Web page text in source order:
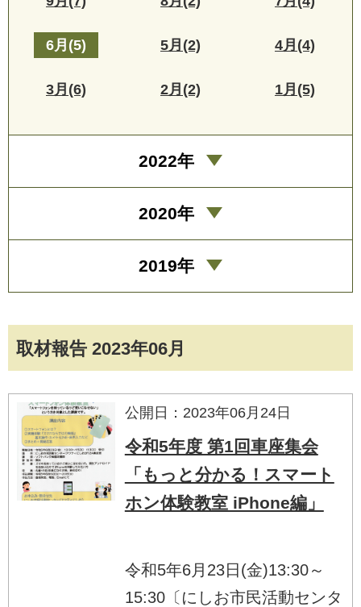
取材報告 2023年06月
公開日：2023年06月24日
令和5年度 第1回車座集会
「もっと分かる！スマート
ホン体験教室 iPhone編」
令和5年6月23日(金)13:30～
15:30〔にしお市民活動センタ
6月(5) 5月(2) 4月(4)
3月(6) 2月(2) 1月(5)
2022年
2020年
2019年